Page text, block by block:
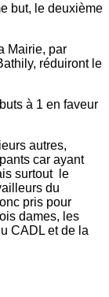
but, le deuxième
Mairie, par
réduiront le
à 1 en faveur
autres,
car ayant
surtout le
du
pris pour
dames, les
CADL et de la